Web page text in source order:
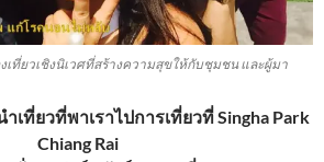
เที่ยวเชิงนิเวศที่สร้างความสุขให้กับชุมชน และผู้มา
เที่ยวที่พาเราไปการเที่ยวที่ Singha Park
Chiang Rai